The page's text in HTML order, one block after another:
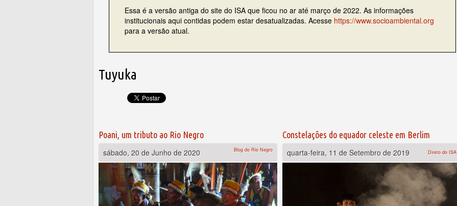
Essa é a versão antiga do site do ISA que ficou no ar até março de 2022. As informações
institucionais aqui contidas podem estar desatualizadas. Acesse https://www.socioambiental.org
para a versão atual.
Tuyuka
Poani, um tributo ao Rio Negro
sábado, 20 de Junho de 2020
Blog do Rio Negro
Constelações do equador celeste em Berlim
quarta-feira, 11 de Setembro de 2019
Direto do ISA